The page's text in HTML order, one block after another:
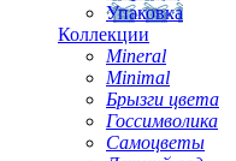
Упаковка
Коллекции
Mineral
Minimal
Брызги цвета
Госсимволика
Самоцветы